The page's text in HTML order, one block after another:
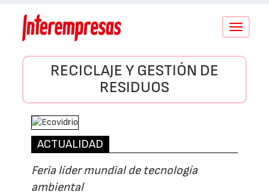
Conmutar
RECICLAJE Y GESTIÓN DE
RESIDUOS
ACTUALIDAD
Feria líder mundial de tecnología
ambiental